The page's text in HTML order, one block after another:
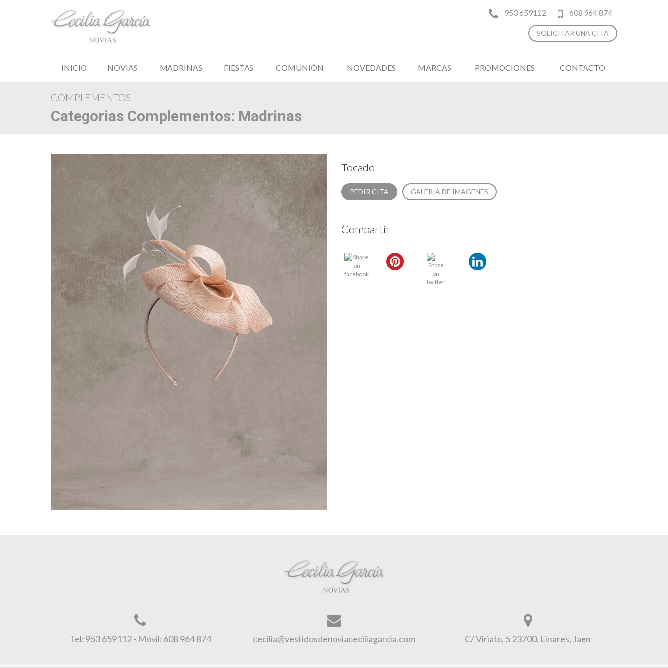
953 659112 608 964 874
SOLICITAR UNA CITA
INICIO NOVIAS MADRINAS FIESTAS COMUNIÓN NOVEDADES MARCAS PROMOCIONES CONTACTO
COMPLEMENTOS
Categorias Complementos: Madrinas
Tocado
PEDIR CITA GALERIA DE IMAGENES
Compartir
Tel: 953 659112 - Móvil: 608 964 874 cecilia@vestidosdenoviaceciliagarcia.com C/ Viriato, 5 23700, Linares, Jaén